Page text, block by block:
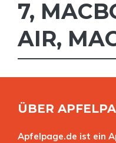
7,
AIR,
ÜBER
Apfelpage.de ist ein